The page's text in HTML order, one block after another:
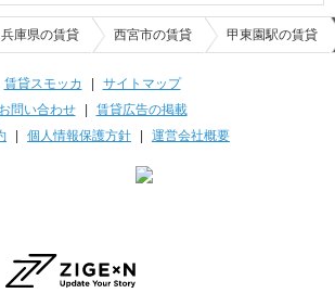
兵庫県の賃貸 西宮市の賃貸 甲東園駅の賃貸
賃貸スモッカ
サイトマップ
お問い合わせ| 賃貸広告の掲載
個人情報保護方針 運営会社概要